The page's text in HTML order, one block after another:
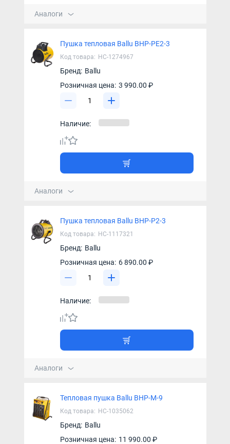
Аналоги
Пушка тепловая Ballu BHP-PE2-3
Код товара: НС-1274967
Бренд: Ballu
Розничная цена: 3 990.00 ₽
Наличие:
Аналоги
Пушка тепловая Ballu BHP-P2-3
Код товара: НС-1117321
Бренд: Ballu
Розничная цена: 6 890.00 ₽
Наличие:
Аналоги
Тепловая пушка Ballu BHP-M-9
Код товара: НС-1035062
Бренд: Ballu
Розничная цена: 11 990.00 ₽